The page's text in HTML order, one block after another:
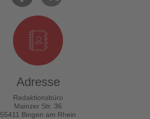
Adresse
Redaktionsbüro
Mainzer Str. 36
55411 Bingen am Rhein